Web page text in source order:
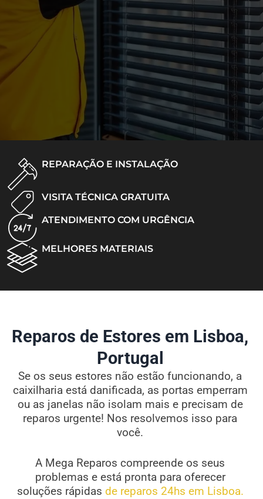
REPARAÇÃO E INSTALAÇÃO
VISITA TÉCNICA GRATUITA
ATENDIMENTO COM URGÊNCIA
MELHORES MATERIAIS
Reparos de Estores em Lisboa,
Portugal
Se os seus estores não estão funcionando, a
caixilharia está danificada, as portas emperram
ou as janelas não isolam mais e precisam de
reparos urgente! Nos resolvemos isso para
você.
A Mega Reparos compreende os seus
problemas e está pronta para oferecer
soluções rápidas de reparos 24hs em Lisboa.